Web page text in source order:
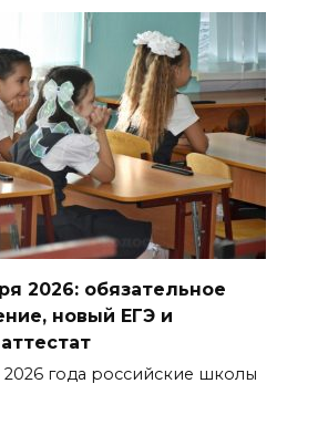
затор на 8 км
на М-4 «Дон» под
2026 15:20
Брод – о
подходах к
за выборами и
наблюдателей на
15:12
школах к 1 сентября
2026: обязательное
новый ЕГЭ и
2026 года российские школы